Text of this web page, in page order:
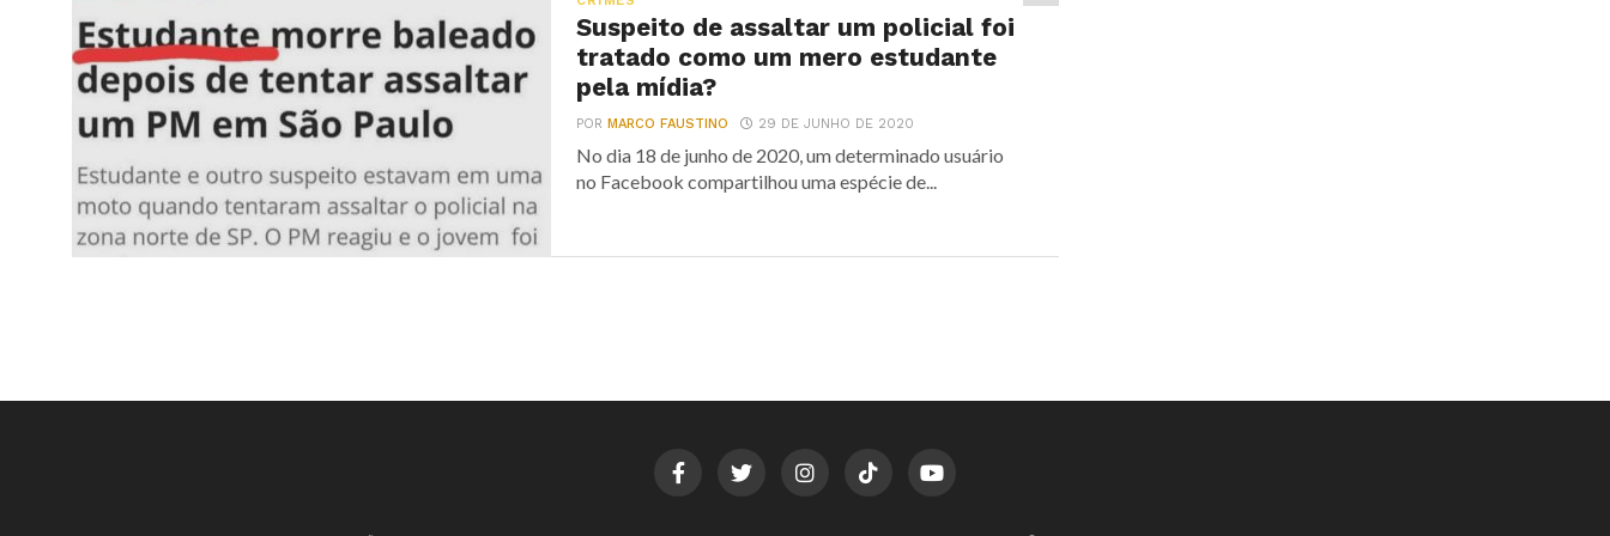
Suspeito de assaltar um policial foi
tratado como um mero estudante
pela mídia?
PORMARCO FAUSTINO 29 DE JUNHO DE 2020
No dia 18 de junho de 2020, um determinado usuário
no Facebook compartilhou uma espécie de...